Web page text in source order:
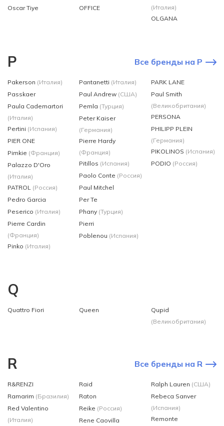
Oscar Tiye
OFFICE
(Италия)
OLGANA
P Все бренды на P
Pakerson (Италия)
Passkaer
Paula Cademartori
(Италия)
Pertini (Испания)
PIER ONE
Pimkie (Франция)
Palazzo D'Oro
(Италия)
PATROL (Россия)
Pedro Garcia
Peserico (Италия)
Pierre Cardin
(Франция)
Pinko (Италия)
Pantanetti (Италия)
Paul Andrew (США)
Pemla (Турция)
Peter Kaiser
(Германия)
Pierre Hardy
(Франция)
Pitillos (Испания)
Paolo Conte (Россия)
Paul Mitchel
Per Te
Phany (Турция)
Pierri
Poblenou (Испания)
PARK LANE
Paul Smith
(Великобритания)
PERSONA
PHILIPP PLEIN
(Германия)
PIKOLINOS (Испания)
PODIO (Россия)
Q
Quattro Fiori Queen
Qupid
(Великобритания)
R Все бренды на R
R&RENZI
Ramarim (Бразилия)
Red Valentino
(Италия)
Raid
Raton
Reike (Россия)
Rene Caovilla
Ralph Lauren (США)
Rebeca Sanver
(Испания)
Remonte